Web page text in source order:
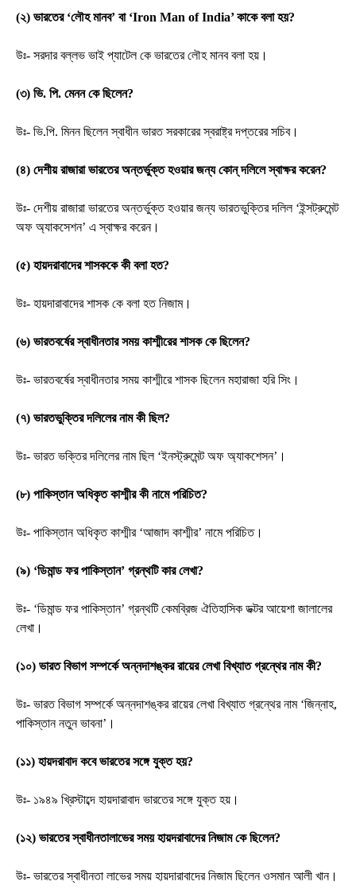
(২) ভারতের ‘লৌহ মানব’ বা ‘Iron Man of India’ কাকে বলা হয়?
উঃ- সরদার বল্লভ ভাই প্যাটেল কে ভারতের লৌহ মানব বলা হয়।
(৩) ভি. পি. মেনন কে ছিলেন?
উঃ- ভি.পি. মিনন ছিলেন স্বাধীন ভারত সরকারের স্বরাষ্ট্র দপ্তরের সচিব।
(৪) দেশীয় রাজারা ভারতের অন্তর্ভুক্ত হওয়ার জন্য কোন্ দলিলে স্বাক্ষর করেন?
উঃ- দেশীয় রাজারা ভারতের অন্তর্ভুক্ত হওয়ার জন্য ভারতভুক্তির দলিল ‘ইন্সট্রুমেন্ট
অফ অ্যাকসেশন’ এ স্বাক্ষর করেন।
(৫) হায়দরাবাদের শাসককে কী বলা হত?
উঃ- হায়দারাবাদের শাসক কে বলা হত নিজাম।
(৬) ভারতবর্ষের স্বাধীনতার সময় কাশ্মীরের শাসক কে ছিলেন?
উঃ- ভারতবর্ষের স্বাধীনতার সময় কাশ্মীরে শাসক ছিলেন মহারাজা হরি সিং।
(৭) ভারতভুক্তির দলিলের নাম কী ছিল?
উঃ- ভারত ভক্তির দলিলের নাম ছিল ‘ইনস্ট্রুমেন্ট অফ অ্যাকশেসন’।
(৮) পাকিস্তান অধিকৃত কাশ্মীর কী নামে পরিচিত?
উঃ- পাকিস্তান অধিকৃত কাশ্মীর ‘আজাদ কাশ্মীর’ নামে পরিচিত।
(৯) ‘ডিমান্ড ফর পাকিস্তান’ গ্রন্থটি কার লেখা?
উঃ- ‘ডিমান্ড ফর পাকিস্তান’ গ্রন্থটি কেমব্রিজ ঐতিহাসিক ডক্টর আয়েশা জালালের
লেখা।
(১০) ভারত বিভাগ সম্পর্কে অন্নদাশঙ্কর রায়ের লেখা বিখ্যাত গ্রন্থের নাম কী?
উঃ- ভারত বিভাগ সম্পর্কে অন্নদাশঙ্কর রায়ের লেখা বিখ্যাত গ্রন্থের নাম ‘জিন্নাহ,
পাকিস্তান নতুন ভাবনা’।
(১১) হায়দরাবাদ কবে ভারতের সঙ্গে যুক্ত হয়?
উঃ- ১৯৪৯ খ্রিস্টাব্দে হায়দারাবাদ ভারতের সঙ্গে যুক্ত হয়।
(১২) ভারতের স্বাধীনতালাভের সময় হায়দরাবাদের নিজাম কে ছিলেন?
উঃ- ভারতের স্বাধীনতা লাভের সময় হায়দারাবাদের নিজাম ছিলেন ওসমান আলী খান।